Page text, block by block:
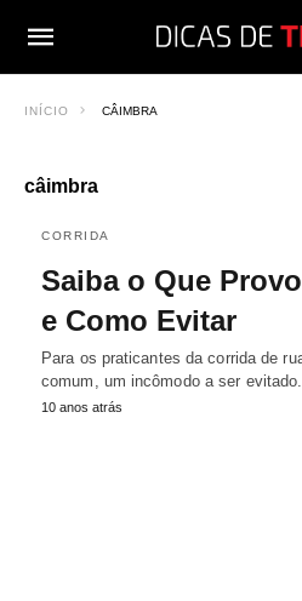
INÍCIO CÂIMBRA
câimbra
CORRIDA
Saiba o Que
e Como Evitar
Para os praticantes da corrida de
comum, um incômodo a ser
10 anos atrás